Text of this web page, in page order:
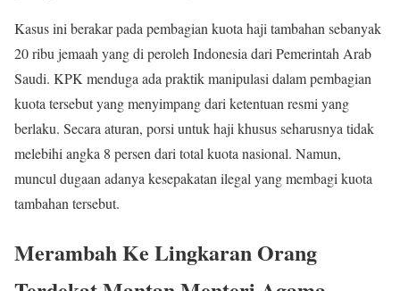
Kasus ini berakar pada pembagian kuota haji tambahan sebanyak
20 ribu jemaah yang di peroleh Indonesia dari Pemerintah Arab
Saudi. KPK menduga ada praktik manipulasi dalam pembagian
kuota tersebut yang menyimpang dari ketentuan resmi yang
berlaku. Secara aturan, porsi untuk haji khusus seharusnya tidak
melebihi angka 8 persen dari total kuota nasional. Namun,
muncul dugaan adanya kesepakatan ilegal yang membagi kuota
tambahan tersebut.
Merambah Ke Lingkaran Orang